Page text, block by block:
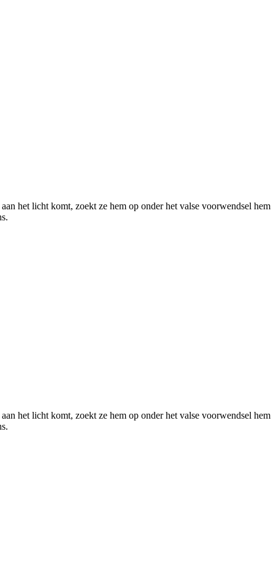
het licht komt, zoekt ze hem op onder het valse voorwendsel hem
het licht komt, zoekt ze hem op onder het valse voorwendsel hem